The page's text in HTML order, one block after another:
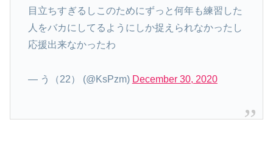
目立ちすぎるしこのためにずっと何年も練習した
人をバカにしてるようにしか捉えられなかったし
応援出来なかったわ
— う（22） (@KsPzm) December 30, 2020